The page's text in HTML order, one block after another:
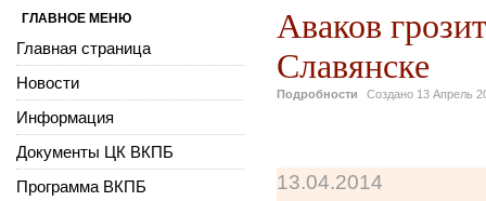
Аваков
Славянске
Подробности Создано 13 Апрель
13.04.2014
ГЛАВНОЕ МЕНЮ
Главная страница
Новости
Информация
Документы ЦК ВКПБ
Программа ВКПБ